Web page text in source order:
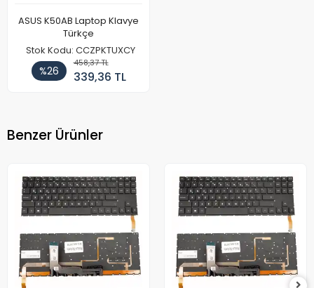
ASUS K50AB Laptop Klavye
Türkçe
Stok Kodu: CCZPKTUXCY
%26
458,37 TL
339,36 TL
Benzer Ürünler